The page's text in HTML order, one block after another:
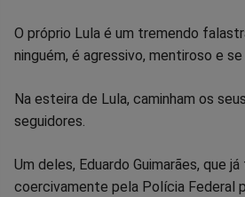
FacebookWhatsappTwitter
O próprio Lula é um tremendo
ninguém, é agressivo, mentiroso e
Na esteira de Lula, caminham os
seguidores.
Um deles, Eduardo Guimarães, que
coercivamente pela Polícia Federal